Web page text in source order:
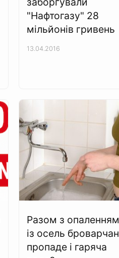
"Нафтогазу" 28
мільйонів гривень
13.04.2016
Разом з опаленням
із осель броварчан
пропаде і гаряча